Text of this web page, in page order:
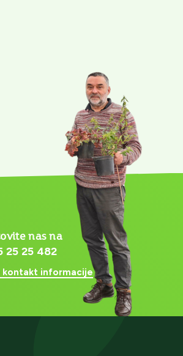
nas na
25 25 482
kontakt informacije